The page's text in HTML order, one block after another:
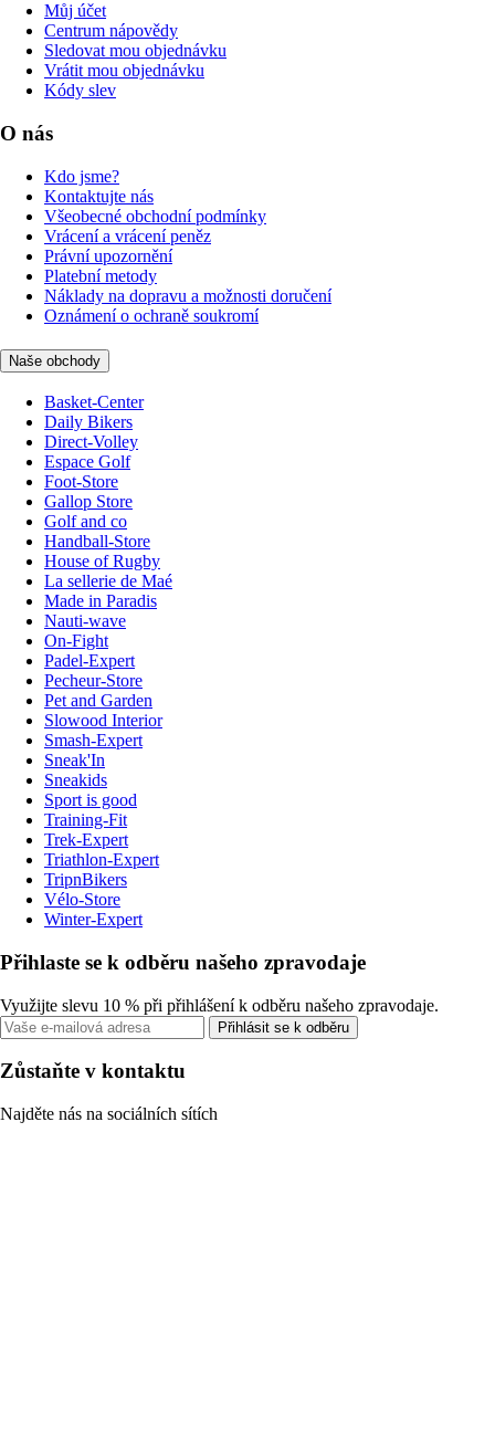
Můj účet
Centrum nápovědy
Sledovat mou objednávku
Vrátit mou objednávku
Kódy slev
O nás
Kdo jsme?
Kontaktujte nás
Všeobecné obchodní podmínky
Vrácení a vrácení peněz
Právní upozornění
Platební metody
Náklady na dopravu a možnosti doručení
Oznámení o ochraně soukromí
Naše obchody
Basket-Center
Daily Bikers
Direct-Volley
Espace Golf
Foot-Store
Gallop Store
Golf and co
Handball-Store
House of Rugby
La sellerie de Maé
Made in Paradis
Nauti-wave
On-Fight
Padel-Expert
Pecheur-Store
Pet and Garden
Slowood Interior
Smash-Expert
Sneak'In
Sneakids
Sport is good
Training-Fit
Trek-Expert
Triathlon-Expert
TripnBikers
Vélo-Store
Winter-Expert
Přihlaste se k odběru našeho zpravodaje
Využijte slevu 10 % při přihlášení k odběru našeho zpravodaje.
Přihlásit se k odběru
Zůstaňte v kontaktu
Najděte nás na sociálních sítích